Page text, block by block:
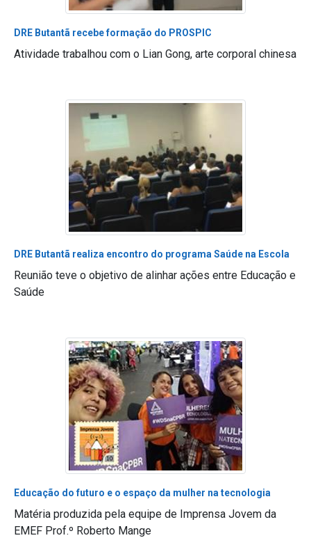
DRE Butantã recebe formação do PROSPIC
Atividade trabalhou com o Lian Gong, arte corporal chinesa
DRE Butantã realiza encontro do programa Saúde na Escola
Reunião teve o objetivo de alinhar ações entre Educação e
Saúde
Educação do futuro e o espaço da mulher na tecnologia
Matéria produzida pela equipe de Imprensa Jovem da
EMEF Prof.º Roberto Mange